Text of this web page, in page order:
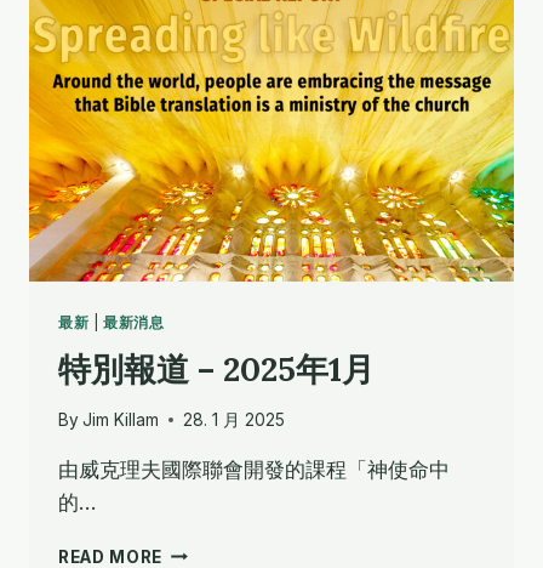
語
言
最新 最新消息
特別報道 – 2025年1月
By Jim Killam 28. 1 月 2025
由威克理夫國際聯會開發的課程「神使命中
的…
READ MORE 特